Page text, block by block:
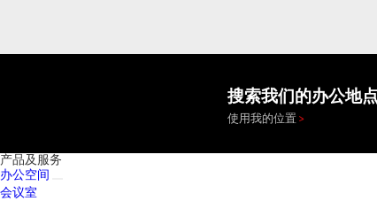
搜索我们的办公地点
使用我的位置
产品及服务
办公空间
会议室